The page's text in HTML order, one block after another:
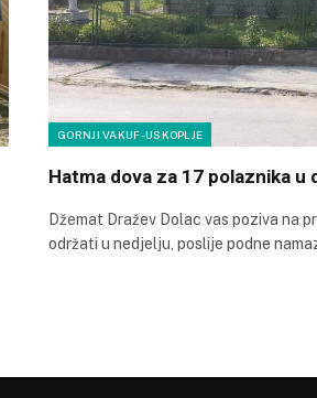
GORNJI VAKUF-USKOPLJE
Hatma dova za 17 polaznika u
Džemat Dražev Dolac vas poziva na
održati u nedjelju, poslije podne